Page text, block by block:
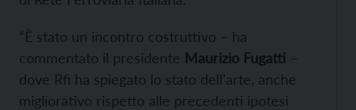
“È stato un incontro costruttivo – ha
commentato il presidente Maurizio Fugatti –
dove Rfi ha spiegato lo stato dell’arte, anche
migliorativo rispetto alle precedenti ipotesi